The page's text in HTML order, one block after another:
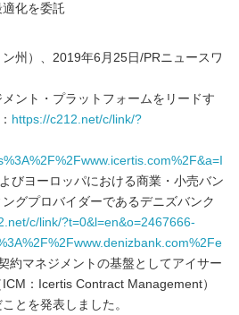
化を委託
州）、2019年6月25日/PRニュースワ
ント・プラットフォームをリードす
https://c212.net/c/link/?
びヨーロッパにおける商業・小売バン
グプロバイダーであるデニズバンク
c/link/?t=0&l=en&o=2467666-
約マネジメントの基盤としてアイサー
：Icertis Contract Management）
とを発表しました。